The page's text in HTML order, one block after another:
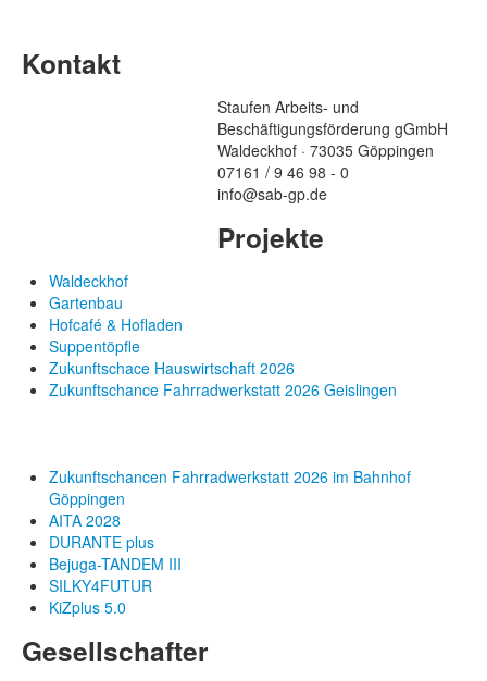
Kontakt
Staufen Arbeits- und
Beschäftigungsförderung gGmbH
Waldeckhof · 73035 Göppingen
07161 / 9 46 98 - 0
info@sab-gp.de
Projekte
Waldeckhof
Gartenbau
Hofcafé & Hofladen
Suppentöpfle
Zukunftschace Hauswirtschaft 2026
Zukunftschance Fahrradwerkstatt 2026 Geislingen
Zukunftschancen Fahrradwerkstatt 2026 im Bahnhof
Göppingen
AITA 2028
DURANTE plus
Bejuga-TANDEM III
SILKY4FUTUR
KiZplus 5.0
Gesellschafter